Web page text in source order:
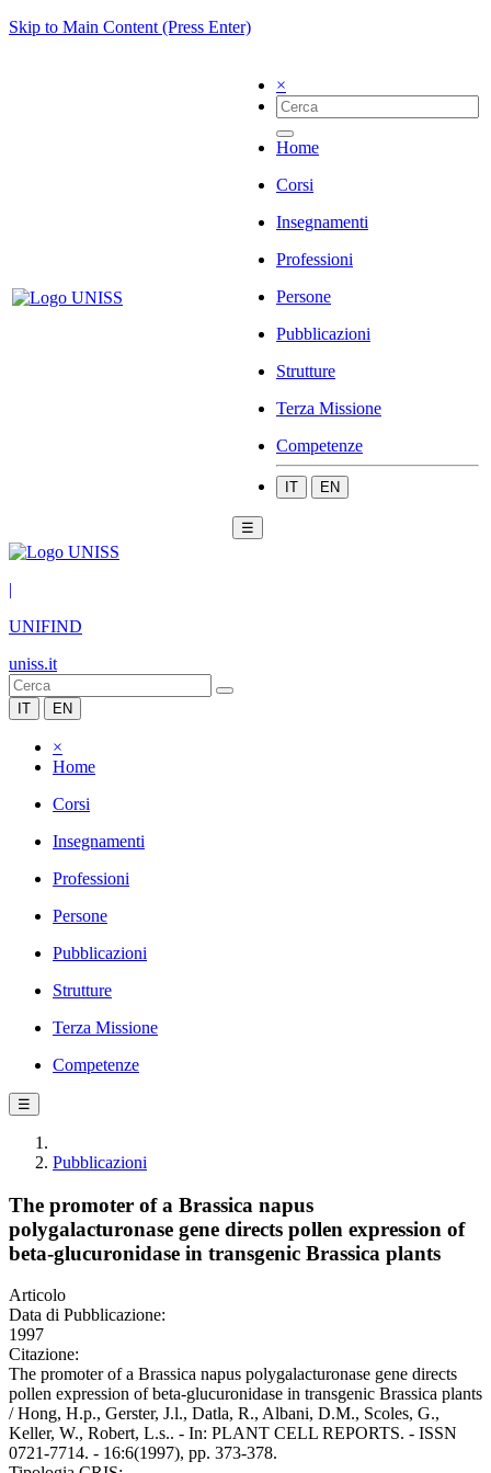
Skip to Main Content (Press Enter)
×
Home
Corsi
Insegnamenti
Professioni
Persone
Pubblicazioni
Strutture
Terza Missione
Competenze
IT EN
☰
|
UNIFIND
uniss.it
IT EN
×
Home
Corsi
Insegnamenti
Professioni
Persone
Pubblicazioni
Strutture
Terza Missione
Competenze
☰
Pubblicazioni
The promoter of a Brassica napus
polygalacturonase gene directs pollen expression of
beta-glucuronidase in transgenic Brassica plants
Articolo
Data di Pubblicazione:
1997
Citazione:
The promoter of a Brassica napus polygalacturonase gene directs
pollen expression of beta-glucuronidase in transgenic Brassica plants
/ Hong, H.p., Gerster, J.l., Datla, R., Albani, D.M., Scoles, G.,
Keller, W., Robert, L.s.. - In: PLANT CELL REPORTS. - ISSN
0721-7714. - 16:6(1997), pp. 373-378.